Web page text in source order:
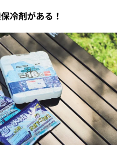
冷剤がある！